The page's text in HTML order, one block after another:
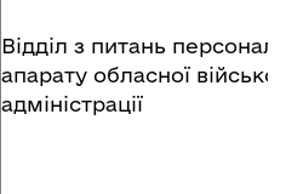
Відділ з питань
апарату обласної
адміністрації